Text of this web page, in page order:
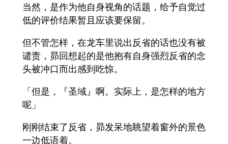
当然，是作为他自身视角的话题，给予自觉过
低的评价结果暂且应该要保留。
但不管怎样，在龙车里说出反省的话也没有被
谴责，昴回想起的是他抱有自身强烈反省的念
头被冲口而出感到吃惊。
「但是，『圣域』啊。实际上，是怎样的地方
呢」
刚刚结束了反省，昴发呆地眺望着窗外的景色
一边低语着。